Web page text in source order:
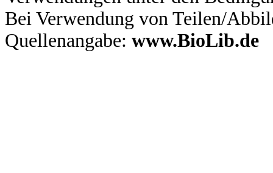
Bei Verwendung von Teilen/
Quellenangabe: www.BioLib.de